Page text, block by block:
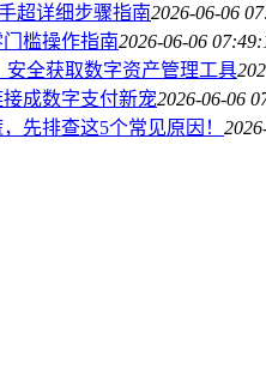
超详细步骤指南2026-06-06
槛操作指南2026-06-06
全获取数字资产管理工具
成数字支付新宠2026-06-06
先排查这5个常见原因！